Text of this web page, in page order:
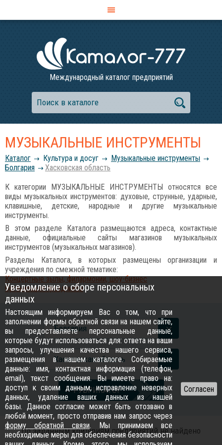
Международный каталог предприятий
МУЗЫКАЛЬНЫЕ ИНСТРУМЕНТЫ
Каталог Культура и досуг
Музыкальные инструменты
Болгария
Хасковская область
К категории МУЗЫКАЛЬНЫЕ ИНСТРУМЕНТЫ относятся все
виды музыкальных инструментов: духовые, струнные, ударные,
клавишные, детские, народные и другие музыкальные
инструменты.
В этом разделе Каталога размещаются адреса, контактные
данные, официальные сайты магазинов музыкальных
инструментов (музыкальных магазинов).
Разделы Каталога, в которых размещены организации и
учреждения по смежной тематике:
Концертные зылы, филармонии, шоу-бизнес
Организация праздников
Болгария
Хасковская область
РУБРИКАТОР
По заданным критериям предприятий не найдено
Уведомление о сборе персональных
данных
Настоящим информируем Вас о том, что при
заполнении формы обратной связи на нашем сайте,
вы предоставляете персональные данные,
которые будут использоваться для: ответа на ваши
запросы, улучшения качества нашего сервиса,
размещения в нашем каталоге. Собираемые
данные: имя, контактная информация (телефон,
email), текст сообщения. Вы имеете право на:
доступ к своим данным, исправление неверных
данных, удаление ваших данных из нашей
базы. Данное согласие может быть отозвано в
любой момент, просто отправив нам запрос через
форму обратной связи. Мы принимаем все
необходимые меры для обеспечения безопасности